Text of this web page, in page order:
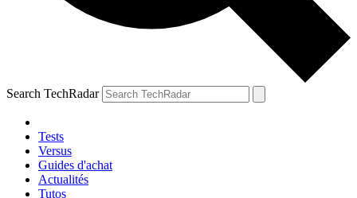
Search TechRadar
Tests
Versus
Guides d'achat
Actualités
Tutos